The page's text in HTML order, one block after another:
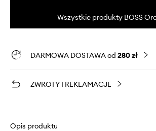
Wszystkie produkty BOSS
DARMOWA DOSTAWA od 280 zł
ZWROTY I REKLAMACJE
Opis produktu